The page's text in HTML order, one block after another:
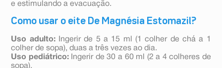
e estimulando a evacuação.
Como usar o eite De Magnésia Estomazil?
Uso adulto:Ingerir de 5 a 15 ml (1 colher de chá a 1
colher de sopa), duas a três vezes ao dia.
Uso pediátrico:Ingerir de 30 a 60 ml (2 a 4 colheres de
sopa).